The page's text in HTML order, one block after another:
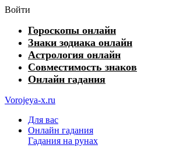
Войти
Гороскопы онлайн
Знаки зодиака онлайн
Астрология онлайн
Совместимость знаков
Онлайн гадания
Vorojeya-x.ru
Для вас
Онлайн гадания
Гадания на рунах